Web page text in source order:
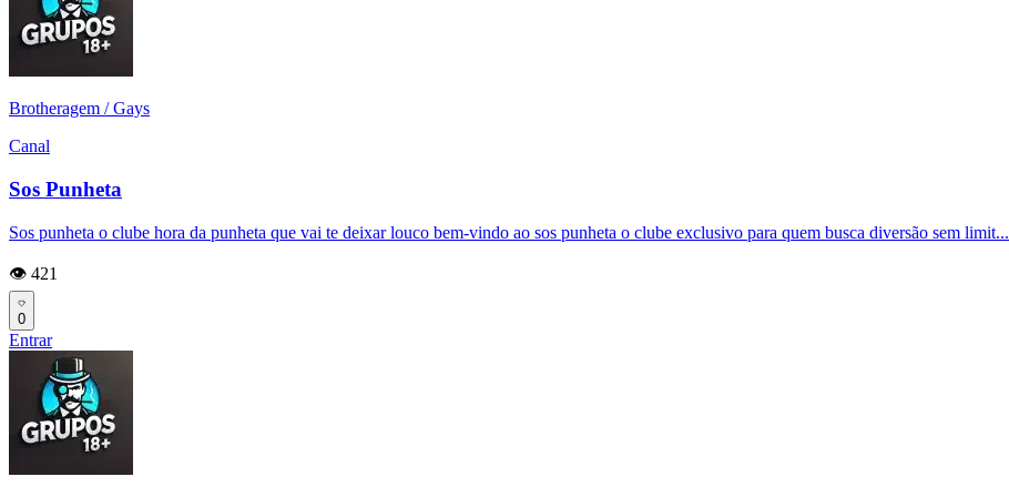
Brotheragem / Gays
Canal
Sos Punheta
Sos punheta o clube hora da punheta que vai te deixar louco bem-vindo ao sos punheta o clube exclusivo para quem busca diversão sem limit...
👁️ 421
0
Entrar